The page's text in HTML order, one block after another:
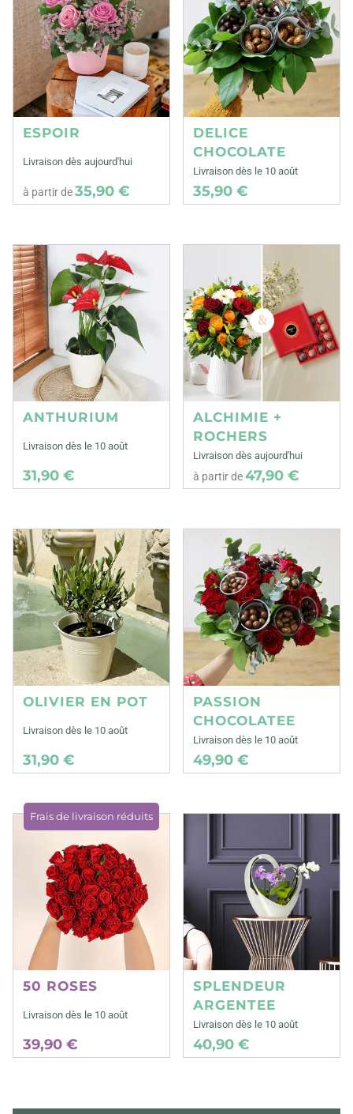
ESPOIR
Livraison dès aujourd'hui
à partir de35,90 €
DELICE
CHOCOLATE
Livraison dès le 10 août
35,90 €
ANTHURIUM
Livraison dès le 10 août
31,90 €
ALCHIMIE +
ROCHERS
Livraison dès aujourd'hui
à partir de47,90 €
OLIVIER EN POT
Livraison dès le 10 août
31,90 €
PASSION
CHOCOLATEE
Livraison dès le 10 août
49,90 €
Frais de livraison réduits
50 ROSES
Livraison dès le 10 août
39,90 €
SPLENDEUR
ARGENTEE
Livraison dès le 10 août
40,90 €